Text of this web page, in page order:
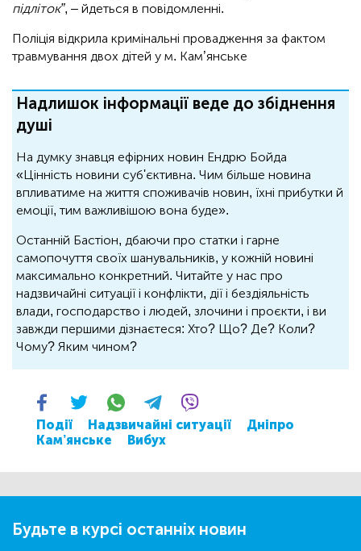
підліток”, – йдеться в повідомленні.
Поліція відкрила кримінальні провадження за фактом
травмування двох дітей у м. Кам’янське
Надлишок інформації веде до збіднення
душі
На думку знавця ефірних новин Ендрю Бойда
«Цінність новини суб'єктивна. Чим більше новина
впливатиме на життя споживачів новин, їхні прибутки й
емоції, тим важливішою вона буде».
Останній Бастіон, дбаючи про статки і гарне
самопочуття своїх шанувальників, у кожній новині
максимально конкретний. Читайте у нас про
надзвичайні ситуації і конфлікти, дії і бездіяльність
влади, господарство і людей, злочини і проєкти, і ви
завжди першими дізнаєтеся: Хто? Що? Де? Коли?
Чому? Яким чином?
Події Надзвичайні ситуації
Дніпро
Кам’янське
Вибух
Будьте в курсі останніх новин